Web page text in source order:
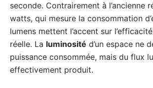
seconde. Contrairement à l’ancienne
watts, qui mesure la consommation
lumens mettent l’accent sur
réelle. La luminosité d’un espace ne
puissance consommée, mais du flux
effectivement produit.